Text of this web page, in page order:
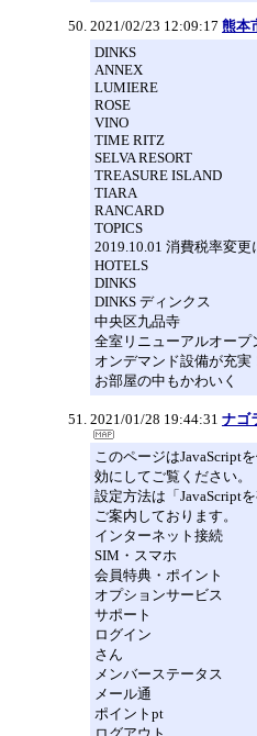
2021/02/23 12:09:17 熊本
DINKS
ANNEX
LUMIERE
ROSE
VINO
TIME RITZ
SELVA RESORT
TREASURE ISLAND
TIARA
RANCARD
TOPICS
2019.10.01 消費税率変
HOTELS
DINKS
DINKS ディンクス
中央区九品寺
全室リニューアルオー
オンデマンド設備が充実
お部屋の中もかわいく
2021/01/28 19:44:31 ナゴ
このページはJavaScript
効にしてご覧ください。
設定方法は「JavaScript
ご案内しております。
インターネット接続
SIM・スマホ
会員特典・ポイント
オプションサービス
サポート
ログイン
さん
メンバーステータス
メール通
ポイントpt